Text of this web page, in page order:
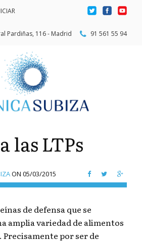
Pardiñas, 116 - Madrid 91 561 55 94
las LTPs
ON 05/03/2015
de defensa que se
amplia variedad de alimentos
por ser de